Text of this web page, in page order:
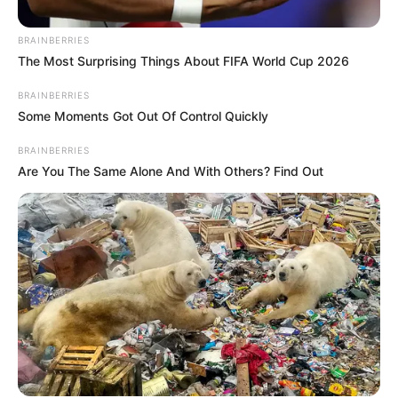
Colprensa/ composición Pixabay
Regiotram de Occidente ofrece empleo bueno y pago
sabroso: vacantes para todos
Por:Cristhiam Martínez
Julio 30, 2025
BRAINBERRIES
The Most Surprising Things About FIFA World Cup 2026
BRAINBERRIES
Some Moments Got Out Of Control Quickly
BRAINBERRIES
Are You The Same Alone And With Others? Find Out